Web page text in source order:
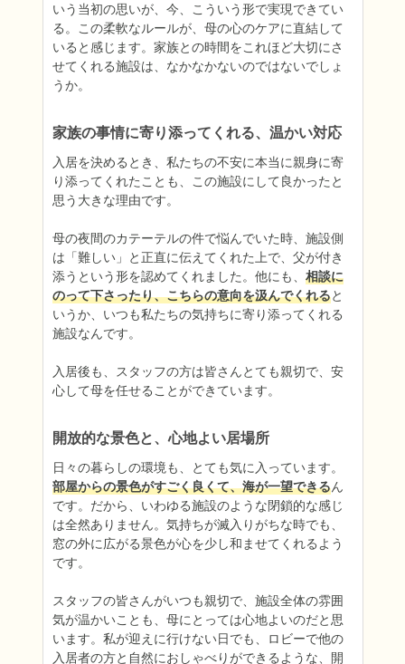
いう当初の思いが、今、こういう形で実現できてい
る。この柔軟なルールが、母の心のケアに直結して
いると感じます。家族との時間をこれほど大切にさ
せてくれる施設は、なかなかないのではないでしょ
家族の事情に寄り添ってくれる、温かい対応
入居を決めるとき、私たちの不安に本当に親身に寄
り添ってくれたことも、この施設にして良かったと
思う大きな理由です。
母の夜間のカテーテルの件で悩んでいた時、施設側
は「難しい」と正直に伝えてくれた上で、父が付き
添うという形を認めてくれました。他にも、 相談に
のって下さったり、こちらの意向を汲んでくれると
いうか、いつも私たちの気持ちに寄り添ってくれる
施設なんです。
入居後も、スタッフの方は皆さんとても親切で、安
心して母を任せることができています。
開放的な景色と、心地よい居場所
日々の暮らしの環境も、とても気に入っています。
部屋からの景色がすごく良くて、海が一望できるん
です。だから、いわゆる施設のような閉鎖的な感じ
は全然ありません。気持ちが滅入りがちな時でも、
窓の外に広がる景色が心を少し和ませてくれるよう
です。
スタッフの皆さんがいつも親切で、施設全体の雰囲
気が温かいことも、母にとっては心地よいのだと思
います。私が迎えに行けない日でも、ロビーで他の
入居者の方と自然におしゃべりができるような、開